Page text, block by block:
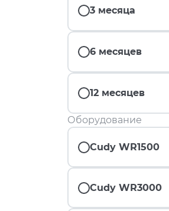
3 месяца
6 месяцев
12 месяцев
Оборудование
Cudy WR1500
Cudy WR3000